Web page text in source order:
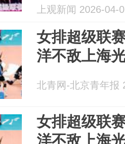
上观新闻 2026-04-
女排超级联
洋不敌上海
北青网-北京青年报
女排超级联
洋不敌上海